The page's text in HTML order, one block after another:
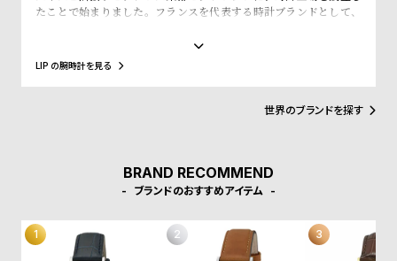
ッ
ピ
に
つ
たことで始まりました。フランスを代表する時計ブランドとして、
領、マクロン大統領に愛用され、英国のチャーチル元首相、米国の
アイゼンハウワー元大統領、クリントン元大統領にも贈呈されるな
ど、現在に至るまで多くの著名人にも愛されています。
LIP の腕時計を見る
世界のブランドを探す
BRAND RECOMMEND
ブランドのおすすめアイテム